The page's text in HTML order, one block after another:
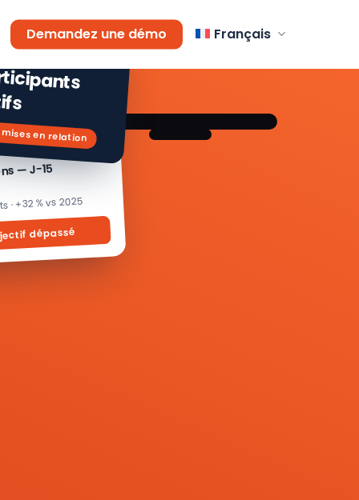
Demandez une démo Français
— J-15
· +32 % vs 2025
dépassé
de
mises en relation